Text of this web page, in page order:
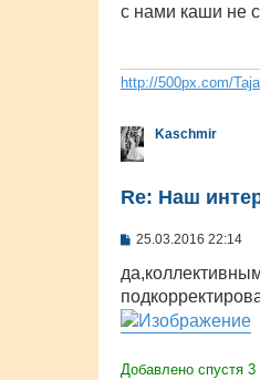
б
н
и
с нами каши не
http://500px.com/
Kaschmir
Re: Наш
С
о
щ
е
н
25.03.2016 22:14
Добавлено спустя